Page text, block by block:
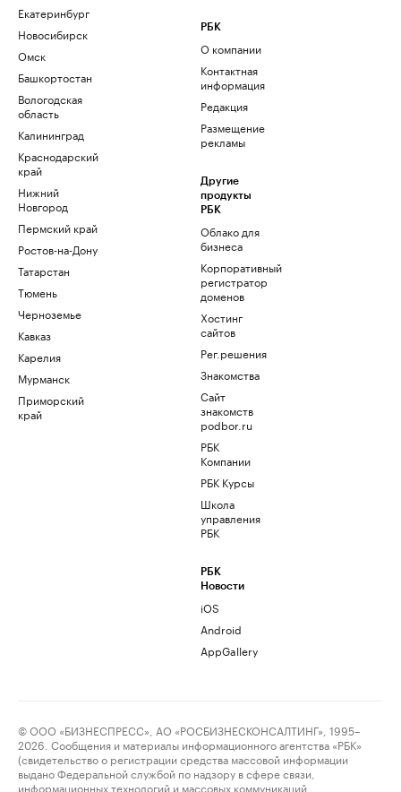
Екатеринбург
Новосибирск
Омск
Башкортостан
Вологодская
область
Калининград
Краснодарский
край
Нижний
Новгород
Пермский край
Ростов-на-Дону
Татарстан
Тюмень
Черноземье
Кавказ
Карелия
Мурманск
Приморский
край
РБК
О компании
Контактная
информация
Редакция
Размещение
рекламы
Другие
продукты
РБК
Облако для
бизнеса
Корпоративный
регистратор
доменов
Хостинг
сайтов
Рег.решения
Знакомства
Сайт
знакомств
podbor.ru
РБК
Компании
РБК Курсы
Школа
управления
РБК
РБК
Новости
iOS
Android
AppGallery
© ООО «БИЗНЕСПРЕСС», АО «РОСБИЗНЕСКОНСАЛТИНГ», 1995–
2026. Сообщения и материалы информационного агентства «РБК»
(свидетельство о регистрации средства массовой информации
выдано Федеральной службой по надзору в сфере связи,
информационных технологий и массовых коммуникаций